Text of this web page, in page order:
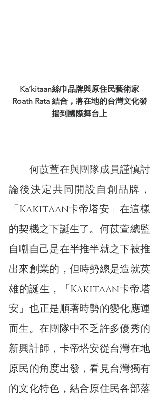
Ka’kitaan絲巾品牌與原住民藝術家
Roath Rata 結合，將在地的台灣文化發
揚到國際舞台上
何苡萱在與團隊成員謹慎討
論後決定共同開設自創品牌，
「Kakitaan卡帝塔安」在這樣
的契機之下誕生了。何苡萱總監
自嘲自己是在半推半就之下被推
出來創業的，但時勢總是造就英
雄的誕生，「Kakitaan卡帝塔
安」也正是順著時勢的變化應運
而生。在團隊中不乏許多優秀的
新興計師，卡帝塔安從台灣在地
原民的角度出發，看見台灣獨有
的文化特色，結合原住民各部落